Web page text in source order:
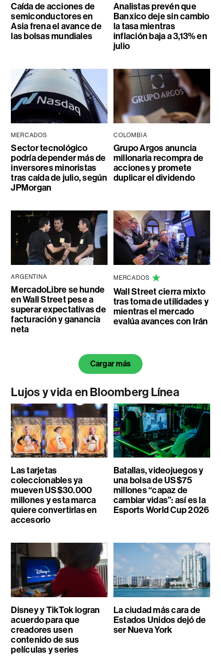
Caída de acciones de
semiconductores en
Asia frena el avance de
las bolsas mundiales
Analistas prevén que
Banxico deje sin cambio
la tasa mientras
inflación baja a 3,13% en
julio
MERCADOS
Sector tecnológico
podría depender más de
inversores minoristas
tras caída de julio, según
JPMorgan
COLOMBIA
Grupo Argos anuncia
millonaria recompra de
acciones y promete
duplicar el dividendo
ARGENTINA
MercadoLibre se hunde
en Wall Street pese a
superar expectativas de
facturación y ganancia
neta
MERCADOS
Wall Street cierra mixto
tras toma de utilidades y
mientras el mercado
evalúa avances con Irán
Cargar más
Lujos y vida en Bloomberg Línea
Las tarjetas
coleccionables ya
mueven US$30.000
millones y esta marca
quiere convertirlas en
accesorio
Batallas, videojuegos y
una bolsa de US$75
millones “capaz de
cambiar vidas”: así es la
Esports World Cup 2026
Disney y TikTok logran
acuerdo para que
creadores usen
contenido de sus
películas y series
La ciudad más cara de
Estados Unidos dejó de
ser Nueva York